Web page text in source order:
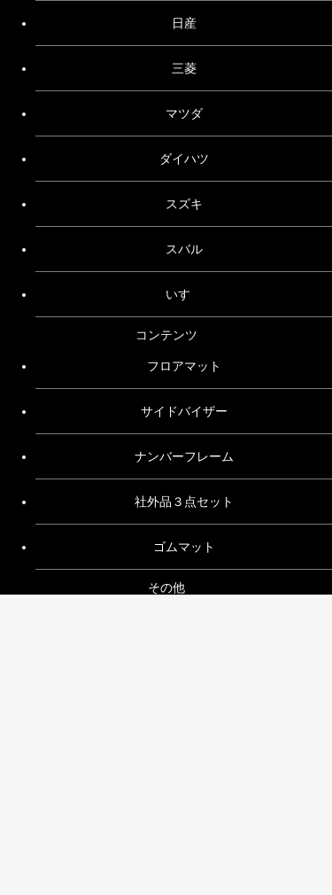
日産
三菱
マツダ
ダイハツ
スズキ
スバル
いすゞ
コンテンツ
フロアマット
サイドバイザー
ナンバーフレーム
社外品３点セット
ゴムマット
その他